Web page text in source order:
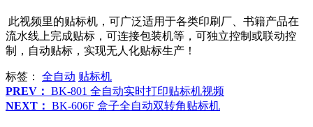
此视频里的贴标机，可广泛适用于各类印刷厂、书籍产品在
流水线上完成贴标，可连接包装机等，可独立控制或联动控
制，自动贴标，实现无人化贴标生产！
标签： 全自动 贴标机
PREV： BK-801 全自动实时打印贴标机视频
NEXT： BK-606F 盒子全自动双转角贴标机